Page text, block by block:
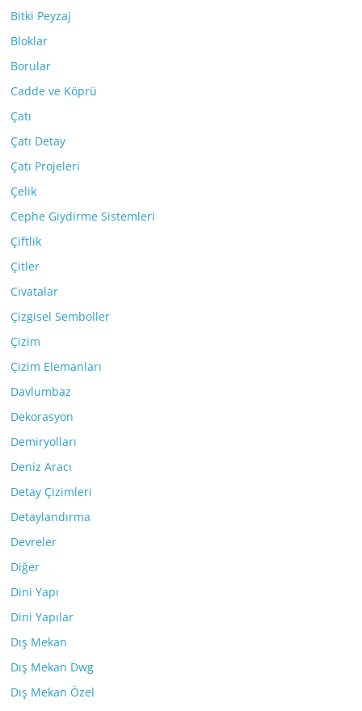
Bitki Peyzaj
Bloklar
Borular
Cadde ve Köprü
Çatı
Çatı Detay
Çatı Projeleri
Çelik
Cephe Giydirme Sistemleri
Çiftlik
Çitler
Civatalar
Çizgisel Semboller
Çizim
Çizim Elemanları
Davlumbaz
Dekorasyon
Demiryolları
Deniz Aracı
Detay Çizimleri
Detaylandırma
Devreler
Diğer
Dini Yapı
Dini Yapılar
Dış Mekan
Dış Mekan Dwg
Dış Mekan Özel